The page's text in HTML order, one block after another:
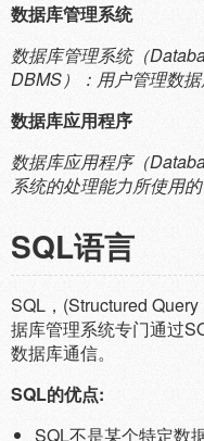
数据库管理系统
数据库管理系统（
DBMS）：用户管理数据
数据库应用程序
数据库应用程序（
系统的处理能力所使用
SQL语言
SQL，(Structured
据库管理系统专门通过
数据库通信。
SQL的优点:
SQL不是某个特定数